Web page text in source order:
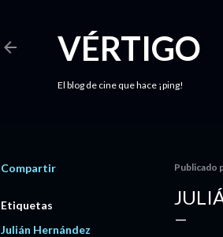
VÉRTIGO
El blog de cine que hace ¡ping!
Compartir
Etiquetas
Julián Hernández
Publicado